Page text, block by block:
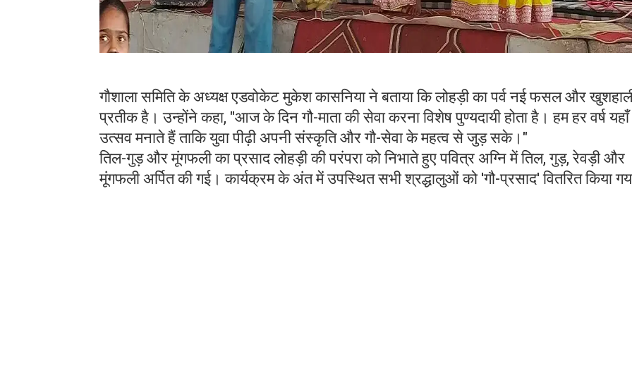
​​गौशाला समिति के अध्यक्ष एडवोकेट मुकेश कासनिया ने बताया कि लोहड़ी का पर्व नई फसल और
प्रतीक है। उन्होंने कहा, "आज के दिन गौ-माता की सेवा करना विशेष पुण्यदायी होता है। हम हर वर्ष यहाँ
उत्सव मनाते हैं ताकि युवा पीढ़ी अपनी संस्कृति और गौ-सेवा के महत्व से जुड़ सके।"
​तिल-गुड़ और मूंगफली का प्रसाद ​लोहड़ी की परंपरा को निभाते हुए पवित्र अग्नि में तिल, गुड़, रेवड़ी और
मूंगफली अर्पित की गई। कार्यक्रम के अंत में उपस्थित सभी श्रद्धालुओं को 'गौ-प्रसाद' वितरित किया